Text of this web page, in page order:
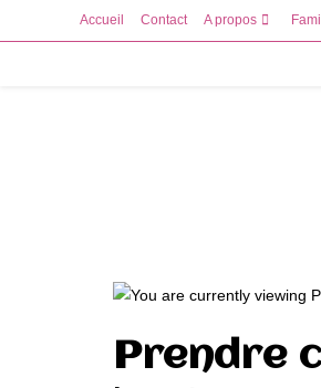
to
Accueil Contact A propos
Prendre